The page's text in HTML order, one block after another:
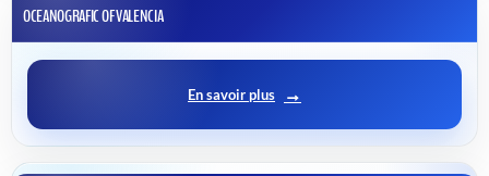
OCEANOGRAFIC OF VALENCIA
En savoir plus